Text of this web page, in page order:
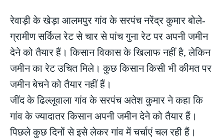
रेवाड़ी के खेड़ा आलमपुर गांव के सरपंच नरेंद्र कुमार बोले-
ग्रामीण सर्किल रेट से चार से पांच गुना रेट पर अपनी जमीन
देने को तैयार हैं। किसान विकास के खिलाफ नहीं है, लेकिन
जमीन का रेट उचित मिले। कुछ किसान किसी भी कीमत पर
जमीन बेचने को तैयार नहीं हैं।
जींद के ढिल्लूवाला गांव के सरपंच अतेश कुमार ने कहा कि
गांव के ज्यादातर किसान अपनी जमीन देने को तैयार हैं।
पिछले कुछ दिनों से इसे लेकर गांव में चर्चाएं चल रही हैं।